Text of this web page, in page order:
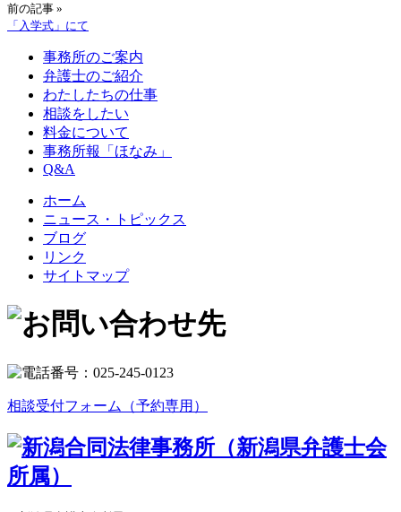
前の記事 »
「入学式」にて
事務所のご案内
弁護士のご紹介
わたしたちの仕事
相談をしたい
料金について
事務所報「ほなみ」
Q&A
ホーム
ニュース・トピックス
ブログ
リンク
サイトマップ
相談受付フォーム（予約専用）